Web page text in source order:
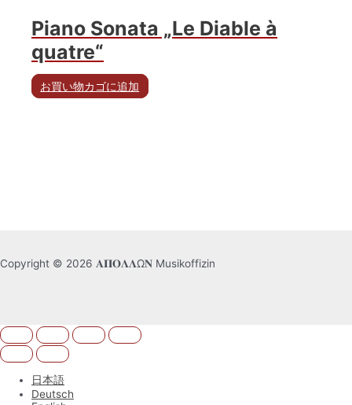
Piano Sonata „Le Diable à
quatre“
お買い物カゴに追加
Copyright © 2026 𝚨𝚷𝚶𝚲𝚲Ω𝚴 Musikoffizin
日本語
Deutsch